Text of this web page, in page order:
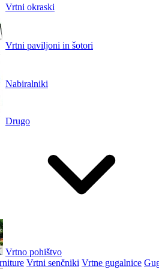
Vrtni okraski
Vrtni paviljoni in šotori
Nabiralniki
Drugo
Vrtno pohištvo
Vrtni senčniki Vrtne gugalnice